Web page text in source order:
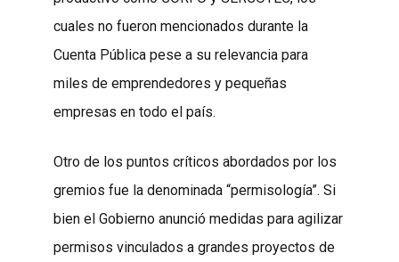
cuales no fueron mencionados durante la
Cuenta Pública pese a su relevancia para
miles de emprendedores y pequeñas
empresas en todo el país.
Otro de los puntos críticos abordados por los
gremios fue la denominada “permisología”. Si
bien el Gobierno anunció medidas para agilizar
permisos vinculados a grandes proyectos de